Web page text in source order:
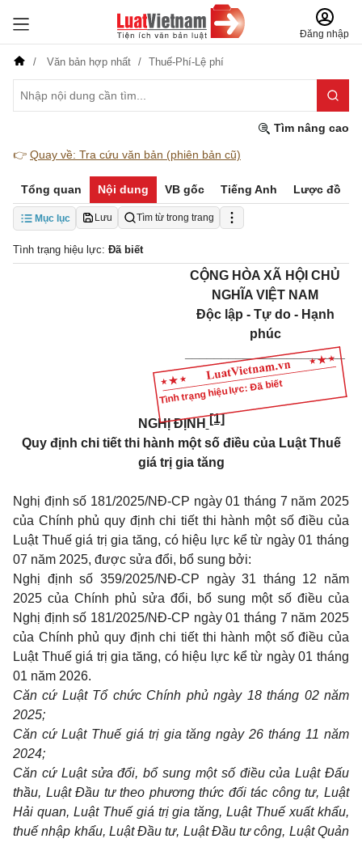
Đăng nhập
Văn bản hợp nhất Thuế-Phí-Lệ phí
Tìm nâng cao
👉 Quay về: Tra cứu văn bản (phiên bản cũ)
Tổng quan Nội dung VB gốc Tiếng Anh Lược đồ
Mục lục Lưu Tìm từ trong trang
Tình trạng hiệu lực: Đã biết
Tình trạng hiệu lực: Đã biết
CỘNG HÒA XÃ HỘI CHỦ
NGHĨA VIỆT NAM
Độc lập - Tự do - Hạnh
phúc
______________________
NGHỊ ĐỊNH [1]
Quy định chi tiết thi hành một số điều của Luật Thuế
giá trị gia tăng
Nghị định số 181/2025/NĐ-CP ngày 01 tháng 7 năm 2025
của Chính phủ quy định chi tiết thi hành một số điều của
Luật Thuế giá trị gia tăng, có hiệu lực kể từ ngày 01 tháng
07 năm 2025, được sửa đổi, bổ sung bởi:
Nghị định số 359/2025/NĐ-CP ngày 31 tháng 12 năm
2025 của Chính phủ sửa đổi, bổ sung một số điều của
Nghị định số 181/2025/NĐ-CP ngày 01 tháng 7 năm 2025
của Chính phủ quy định chi tiết thi hành một số điều của
Luật Thuế giá trị gia tăng, có hiệu lực kể từ ngày 01 tháng
01 năm 2026.
Căn cứ Luật Tổ chức Chính phủ ngày 18 tháng 02 năm
2025;
Căn cứ Luật Thuế giá trị gia tăng ngày 26 tháng 11 năm
2024;
Căn cứ Luật sửa đổi, bổ sung một số điều của Luật Đấu
thầu, Luật Đầu tư theo phương thức đối tác công tư, Luật
Hải quan, Luật Thuế giá trị gia tăng, Luật Thuế xuất khẩu,
thuế nhập khẩu, Luật Đầu tư, Luật Đầu tư công, Luật Quản